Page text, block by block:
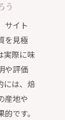
手に
りの
う
サイト
を見極
実際に味
や評価
には、焙
産地や
です。